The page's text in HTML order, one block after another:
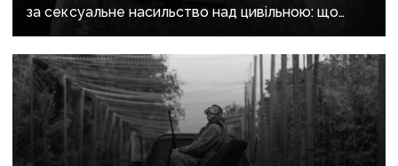
за сексуальне насильство над цивільною: що
відомо про справу